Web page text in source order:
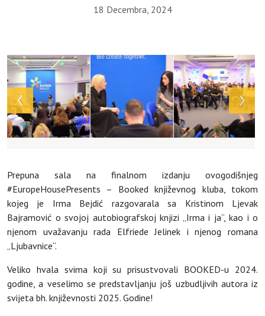
18 Decembra, 2024
Prepuna sala na finalnom izdanju ovogodišnjeg
#EuropeHousePresents – Booked književnog kluba, tokom
kojeg je Irma Bejdić razgovarala sa Kristinom Ljevak
Bajramović o svojoj autobiografskoj knjizi „Irma i ja“, kao i o
njenom uvažavanju rada Elfriede Jelinek i njenog romana
„Ljubavnice“.
Veliko hvala svima koji su prisustvovali BOOKED-u 2024.
godine, a veselimo se predstavljanju još uzbudljivih autora iz
svijeta bh. književnosti 2025. Godine!